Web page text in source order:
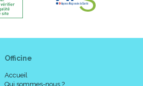
Officine
Accueil
Qui sommes-nous ?